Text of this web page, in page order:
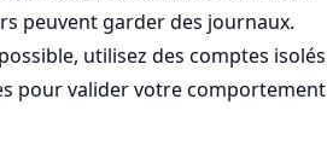
peuvent garder des journaux.
utilisez des comptes isolés
pour valider votre comportement